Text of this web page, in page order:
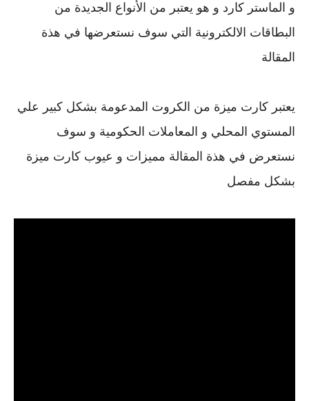
و الماستر كارد و هو يعتبر من الأنواع الجديدة من
البطاقات الالكترونية التي سوف نستعرضها في هذة
المقالة
يعتبر كارت ميزة من الكروت المدعومة بشكل كبير علي
المستوي المحلي و المعاملات الحكومية و سوف
نستعرض في هذة المقالة مميزات و عيوب كارت ميزة
بشكل مفصل